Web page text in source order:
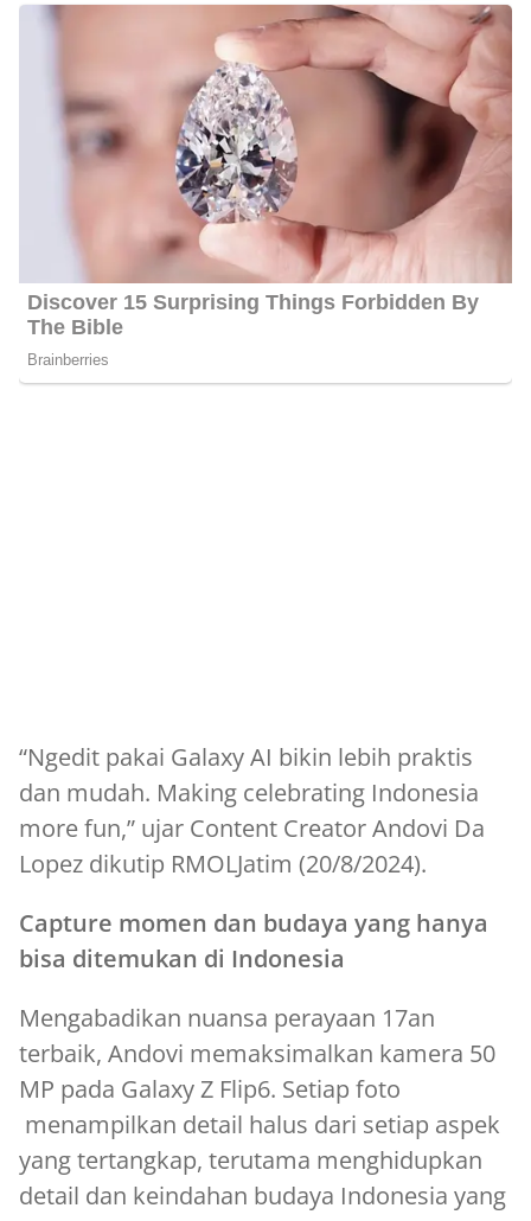
“Ngedit pakai Galaxy AI bikin lebih praktis
dan mudah. Making celebrating Indonesia
more fun,” ujar Content Creator Andovi Da
Lopez dikutip RMOLJatim (20/8/2024).
Capture momen dan budaya yang hanya
bisa ditemukan di Indonesia
Mengabadikan nuansa perayaan 17an
terbaik, Andovi memaksimalkan kamera 50
MP pada Galaxy Z Flip6. Setiap foto
menampilkan detail halus dari setiap aspek
yang tertangkap, terutama menghidupkan
detail dan keindahan budaya Indonesia yang